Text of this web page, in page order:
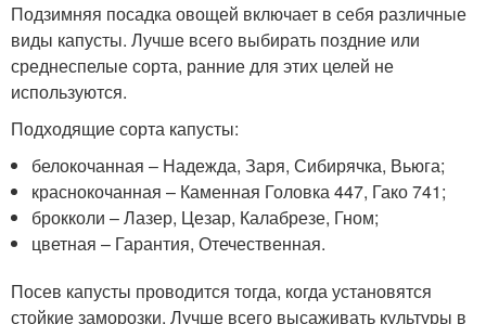
Подзимняя посадка овощей включает в себя различные
виды капусты. Лучше всего выбирать поздние или
среднеспелые сорта, ранние для этих целей не
используются.
Подходящие сорта капусты:
белокочанная – Надежда, Заря, Сибирячка, Вьюга;
краснокочанная – Каменная Головка 447, Гако 741;
брокколи – Лазер, Цезар, Калабрезе, Гном;
цветная – Гарантия, Отечественная.
Посев капусты проводится тогда, когда установятся
стойкие заморозки. Лучше всего высаживать культуры в